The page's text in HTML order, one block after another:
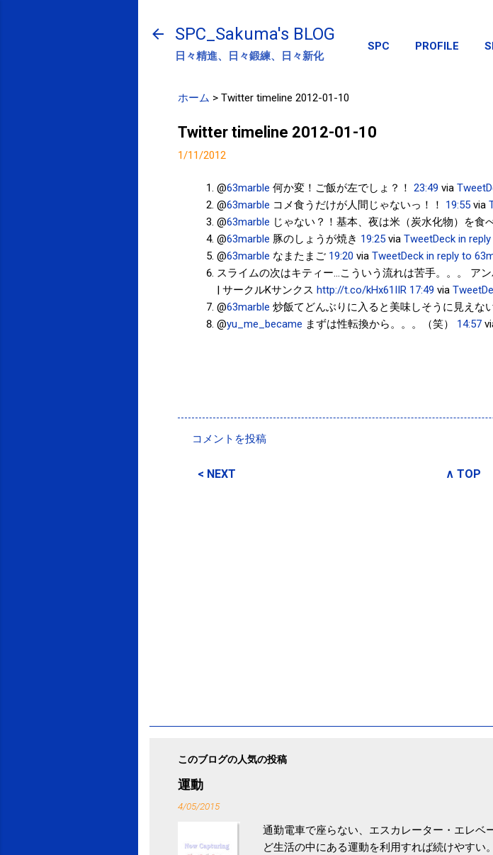
SPC_Sakuma's BLOG
日々精進、日々鍛練、日々新化
SPC PROFILE
ホーム > Twitter timeline 2012-01-10
Twitter timeline 2012-01-10
1/11/2012
@63marble 何か変！ご飯が左でしょ？！ 23:49 via
@63marble コメ食うだけが人間じゃないっ！！ 19:55 via
@63marble じゃない？！基本、夜は米（炭水化物）を食
@63marble 豚のしょうが焼き 19:25 via TweetDeck in
@63marble なまたまご 19:20 via TweetDeck in reply to
スライムの次はキティー…こういう流れは苦手。。。 ア
| サークルKサンクス http://t.co/kHx61IIR 17:49 via
@63marble 炒飯てどんぶりに入ると美味しそうに見えな
@yu_me_became まずは性転換から。。。（笑） 14:57
メ
コメントを投稿
< NEXT ∧ TOP
このブログの人気の投稿
運動
4/05/2015
通勤電車で座らない、エスカレーター・エレ
ど生活の中にある運動を利用すれば続けやす